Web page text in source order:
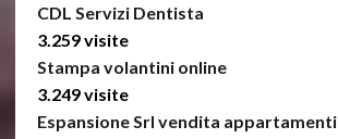
CDL Servizi Dentista
3.259 visite
Stampa volantini online
3.249 visite
Espansione Srl vendita appartamenti